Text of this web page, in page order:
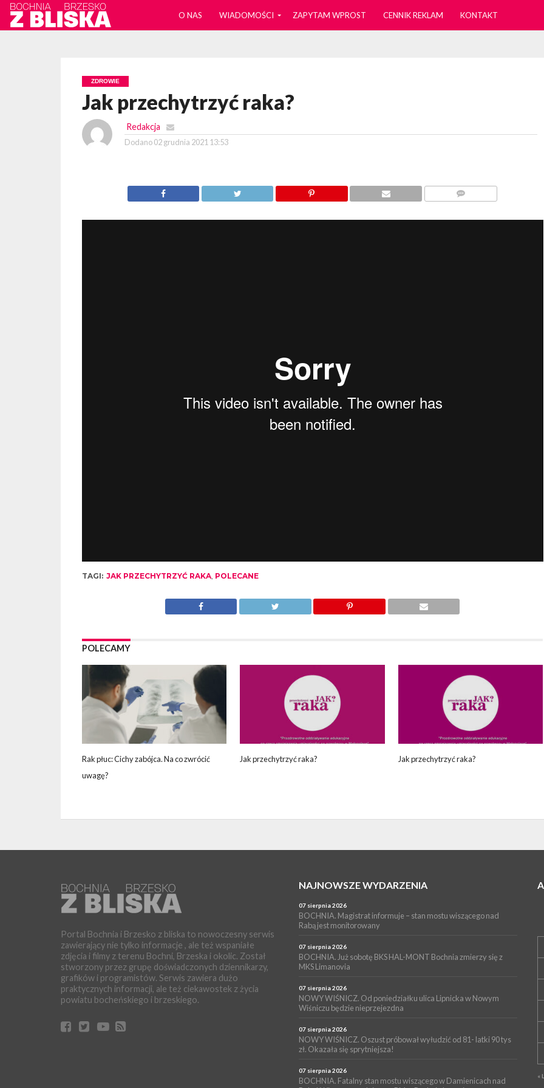
O NAS WIADOMOŚCI ZAPYTAM WPROST CENNIK REKLAM KONTAKT
ZDROWIE
Jak przechytrzyć raka?
Redakcja
Dodano 02 grudnia 2021 13:53
TAGI: JAK PRZECHYTRZYĆ RAKA, POLECANE
POLECAMY
Rak płuc: Cichy zabójca. Na co zwrócić
uwagę?
Jak przechytrzyć raka? Jak przechytrzyć raka?
Portal Bochnia i Brzesko z bliska to nowoczesny serwis
zawierający nie tylko informacje , ale też wspaniałe
zdjęcia i filmy z terenu Bochni, Brzeska i okolic. Został
stworzony przez grupę doświadczonych dziennikarzy,
grafików i programistów. Serwis zawiera dużo
praktycznych informacji, ale też ciekawostek z życia
powiatu bocheńskiego i brzeskiego.
NAJNOWSZE WYDARZENIA
07 sierpnia 2026
BOCHNIA. Magistrat informuje – stan mostu wiszącego nad
Rabą jest monitorowany
07 sierpnia 2026
BOCHNIA. Już sobotę BKS HAL-MONT Bochnia zmierzy się z
MKS Limanovia
07 sierpnia 2026
NOWY WIŚNICZ. Od poniedziałku ulica Lipnicka w Nowym
Wiśniczu będzie nieprzejezdna
07 sierpnia 2026
NOWY WIŚNICZ. Oszust próbował wyłudzić od 81- latki 90 tys
zł. Okazała się sprytniejsza!
07 sierpnia 2026
BOCHNIA. Fatalny stan mostu wiszącego w Damienicach nad
«